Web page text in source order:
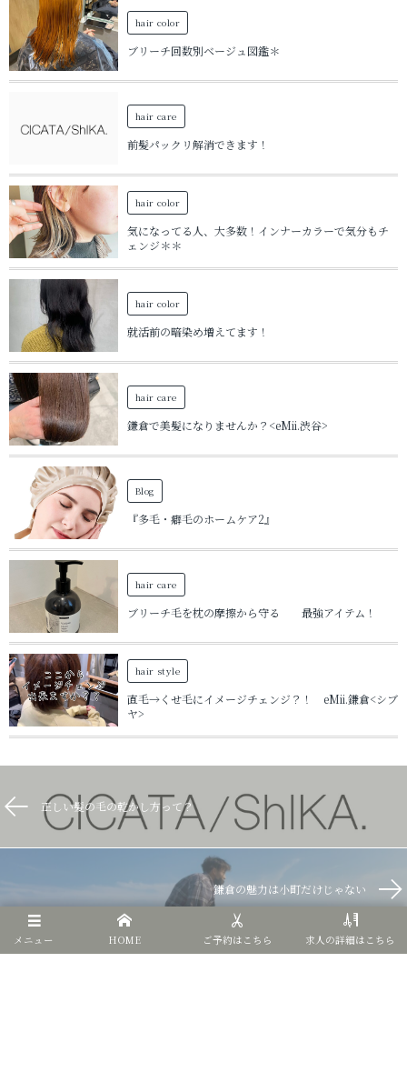
hair color
ブリーチ回数別ベージュ図鑑＊
hair care
前髪パックリ解消できます！
hair color
気になってる人、大多数！インナーカラーで気分もチ
ェンジ＊＊
hair color
就活前の暗染め増えてます！
hair care
鎌倉で美髪になりませんか？<eMii.渋谷>
Blog
『多毛・癖毛のホームケア2』
hair care
ブリーチ毛を枕の摩擦から守る 最強アイテム！
hair style
直毛→くせ毛にイメージチェンジ？！ eMii.鎌倉<シブ
ヤ>
正しい髪の毛の乾かし方って？
鎌倉の魅力は小町だけじゃない
メニュー HOME ご予約はこちら 求人の詳細はこちら